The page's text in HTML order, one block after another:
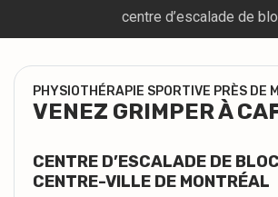
centre d’escalade de
PHYSIOTHÉRAPIE SPORTIVE PRÈS DE
VENEZ GRIMPER À
CENTRE D’ESCALADE DE
CENTRE-VILLE DE MONTRÉAL